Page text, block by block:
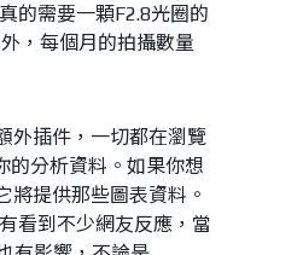
的需要一顆F2.8光圈的
，每個月的拍攝數量
外插件，一切都在瀏覽
的分析資料。如果你想
將提供那些圖表資料。
看到不少網友反應，當